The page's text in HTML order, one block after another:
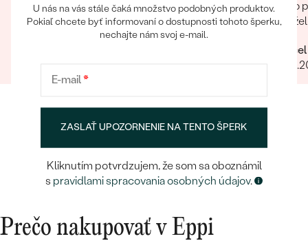
následne našla niečo pre seba, čo mi prišlo
velmi originálne (prívesok Ceskoslovensko) a
milý jemný náhrdelník Malý princ (hviezdičky),
Obchod a tovar odporúčam, kto hladá šperk,
urcite si nájde to svoje.
12.07.2023
takíto
Marcel
Prečo nakupovať v Eppi
U nás na vás stále čaká množstvo podobných produktov.
Pokiaľ chcete byť informovaní o dostupnosti tohoto šperku,
nechajte nám svoj e-mail.
E-mail*
ZASLAŤ UPOZORNENIE NA TENTO ŠPERK
Kliknutím potvrdzujem, že som sa oboznámil
s pravidlami spracovania osobných údajov.